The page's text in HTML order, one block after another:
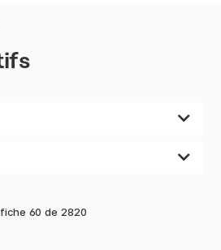
60 de 2820